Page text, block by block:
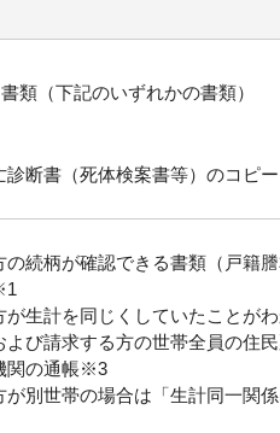
類（下記のいずれかの書類）
断書（死体検案書等）のコピ
続柄が確認できる書類（戸籍
生計を同じくしていたことが
よび請求する方の世帯全員の住
関の通帳※3
別世帯の場合は「生計同一関